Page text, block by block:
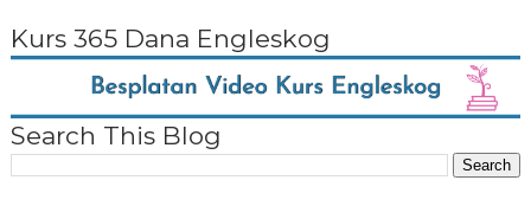
Kurs 365 Dana Engleskog
Search This Blog